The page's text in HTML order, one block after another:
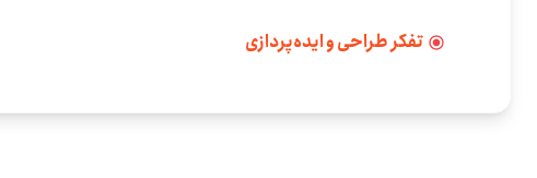
تفکر طراحی و ایده‌پردازی